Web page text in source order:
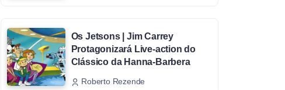
Os Jetsons | Jim Carrey
Protagonizará Live-action do
Clássico da Hanna-Barbera
Roberto Rezende